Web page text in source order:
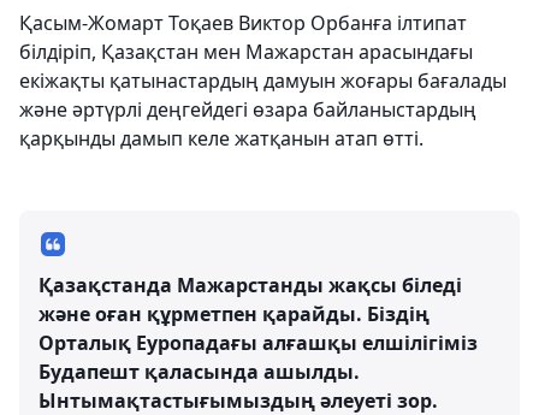
Қасым-Жомарт Тоқаев Виктор Орбанға ілтипат
білдіріп, Қазақстан мен Мажарстан арасындағы
екіжақты қатынастардың дамуын жоғары бағалады
және әртүрлі деңгейдегі өзара байланыстардың
қарқынды дамып келе жатқанын атап өтті.
Қазақстанда Мажарстанды жақсы біледі
және оған құрметпен қарайды. Біздің
Орталық Еуропадағы алғашқы елшілігіміз
Будапешт қаласында ашылды.
Ынтымақтастығымыздың әлеуеті зор.